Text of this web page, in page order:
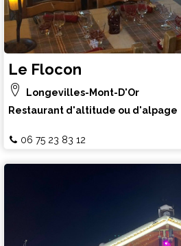
Le Flocon
Longevilles-Mont-D'Or
Restaurant d'altitude ou d'alpage
06 75 23 83 12